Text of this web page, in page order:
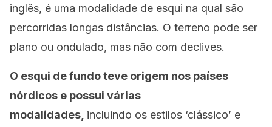
inglês, é uma modalidade de esqui na qual são
percorridas longas distâncias. O terreno pode ser
plano ou ondulado, mas não com declives.
O esqui de fundo teve origem nos países
nórdicos e possui várias
modalidades, incluindo os estilos ‘clássico’ e